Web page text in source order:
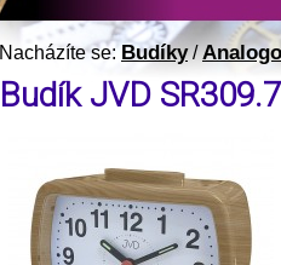
Nacházíte se:Budíky/
Budík JVD SR309.7